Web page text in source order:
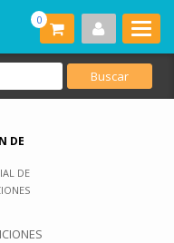
0
DE
DE